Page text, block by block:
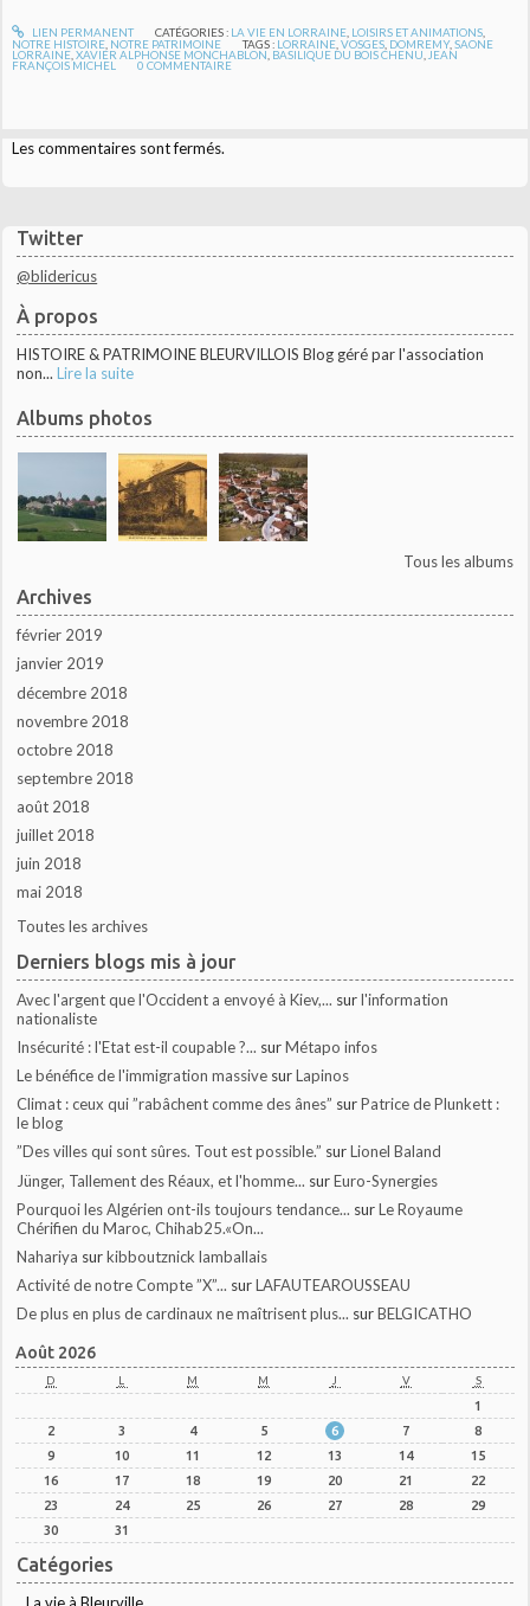
Twitter
@blidericus
À propos
HISTOIRE & PATRIMOINE BLEURVILLOIS Blog géré par l'association
non... Lire la suite
Albums photos
Tous les albums
Archives
février 2019
janvier 2019
décembre 2018
novembre 2018
octobre 2018
septembre 2018
août 2018
juillet 2018
juin 2018
mai 2018
Toutes les archives
Derniers blogs mis à jour
Avec l'argent que l'Occident a envoyé à Kiev,... surl'information
nationaliste
Insécurité : l'Etat est-il coupable ?... surMétapo infos
Le bénéfice de l'immigration massive surLapinos
Climat : ceux qui ”rabâchent comme des ânes” surPatrice de Plunkett :
le blog
”Des villes qui sont sûres. Tout est possible.” surLionel Baland
Jünger, Tallement des Réaux, et l'homme... surEuro-Synergies
Pourquoi les Algérien ont-ils toujours tendance... surLe Royaume
Chérifien du Maroc, Chihab25.«On...
Nahariya surkibboutznick lamballais
Activité de notre Compte ”X”... surLAFAUTEAROUSSEAU
De plus en plus de cardinaux ne maîtrisent plus... surBELGICATHO
Août 2026
D L M M J V S
1
2
3 4 5 6 7
8
9
10 11 12 13 14
15
16
17 18 19 20 21
22
23
24 25 26 27 28
29
30
31
Catégories
LIEN PERMANENT CATÉGORIES : LA VIE EN LORRAINE, LOISIRS ET ANIMATIONS,
NOTRE HISTOIRE NOTRE PATRIMOINE TAGS : LORRAINE ,VOSGES DOMREMY,SAONE
LORRAINE ,XAVIER ALPHONSE MONCHABLON BASILIQUE DU BOIS CHENU JEAN
FRANÇOIS MICHEL 0 COMMENTAIRE
Les commentaires sont fermés.